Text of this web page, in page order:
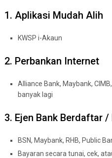
1. Aplikasi Mudah Alih
KWSP i-Akaun
2. Perbankan Internet
Alliance Bank, Maybank,
banyak lagi
3. Ejen Bank Berdaftar /
BSN, Maybank, RHB, Public
Bayaran secara tunai, cek,